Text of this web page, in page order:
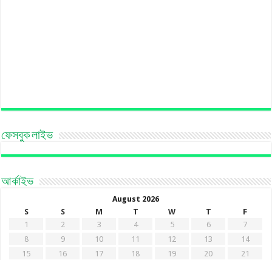
ফেসবুক লাইভ
আর্কাইভ
August 2026
S
S M T W T
F
1
2 3 4 5 6
7
8
9 10 11 12 13
14
15
16 17 18 19 20
21